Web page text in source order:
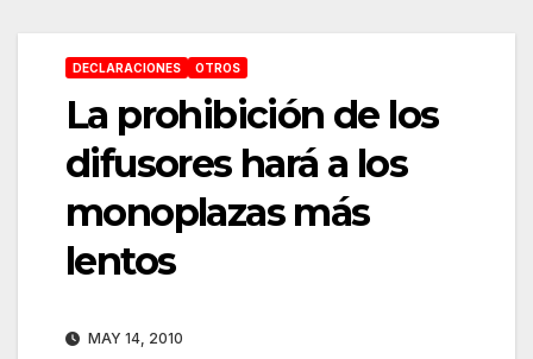
DECLARACIONES OTROS
La prohibición de los
difusores hará a los
monoplazas más
lentos
MAY 14, 2010